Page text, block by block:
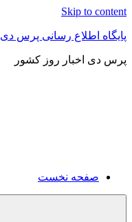
Skip to content
پایگاه اطلاع رسانی پرس دی
پرس دی اخبار روز کشور
صفحه نخست